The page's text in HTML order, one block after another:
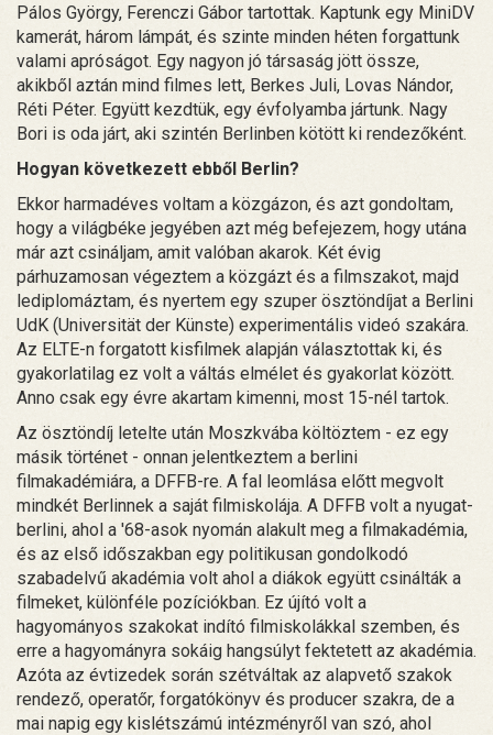
Pálos György, Ferenczi Gábor tartottak. Kaptunk egy MiniDV
kamerát, három lámpát, és szinte minden héten forgattunk
valami apróságot. Egy nagyon jó társaság jött össze,
akikből aztán mind filmes lett, Berkes Juli, Lovas Nándor,
Réti Péter. Együtt kezdtük, egy évfolyamba jártunk. Nagy
Bori is oda járt, aki szintén Berlinben kötött ki rendezőként.
Hogyan következett ebből Berlin?
Ekkor harmadéves voltam a közgázon, és azt gondoltam,
hogy a világbéke jegyében azt még befejezem, hogy utána
már azt csináljam, amit valóban akarok. Két évig
párhuzamosan végeztem a közgázt és a filmszakot, majd
lediplomáztam, és nyertem egy szuper ösztöndíjat a Berlini
UdK (Universität der Künste) experimentális videó szakára.
Az ELTE-n forgatott kisfilmek alapján választottak ki, és
gyakorlatilag ez volt a váltás elmélet és gyakorlat között.
Anno csak egy évre akartam kimenni, most 15-nél tartok.
Az ösztöndíj letelte után Moszkvába költöztem - ez egy
másik történet - onnan jelentkeztem a berlini
filmakadémiára, a DFFB-re. A fal leomlása előtt megvolt
mindkét Berlinnek a saját filmiskolája. A DFFB volt a nyugat-
berlini, ahol a '68-asok nyomán alakult meg a filmakadémia,
és az első időszakban egy politikusan gondolkodó
szabadelvű akadémia volt ahol a diákok együtt csinálták a
filmeket, különféle pozíciókban. Ez újító volt a
hagyományos szakokat indító filmiskolákkal szemben, és
erre a hagyományra sokáig hangsúlyt fektetett az akadémia.
Azóta az évtizedek során szétváltak az alapvető szakok
rendező, operatőr, forgatókönyv és producer szakra, de a
mai napig egy kislétszámú intézményről van szó, ahol